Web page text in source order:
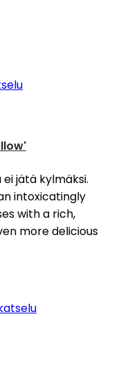
jätä kylmäksi.
intoxicatingly
with a rich,
more delicious